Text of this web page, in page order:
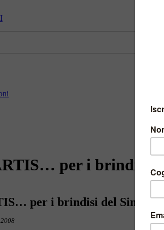
per i brindisi
per i brindisi del Sindaco.